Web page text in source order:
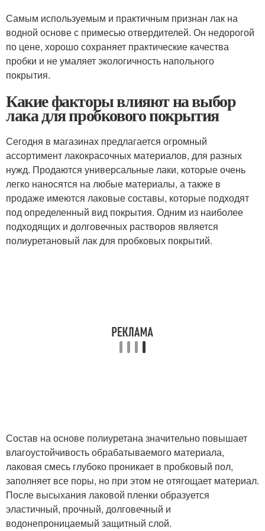
Самым используемым и практичным признан лак на
водной основе с примесью отвердителей. Он недорогой
по цене, хорошо сохраняет практические качества
пробки и не умаляет экологичность напольного
покрытия.
Какие факторы влияют на выбор
лака для пробкового покрытия
Сегодня в магазинах предлагается огромный
ассортимент лакокрасочных материалов, для разных
нужд. Продаются универсальные лаки, которые очень
легко наносятся на любые материалы, а также в
продаже имеются лаковые составы, которые подходят
под определенный вид покрытия. Одним из наиболее
подходящих и долговечных растворов является
полиуретановый лак для пробковых покрытий.
Состав на основе полиуретана значительно повышает
влагоустойчивость обрабатываемого материала,
лаковая смесь глубоко проникает в пробковый пол,
заполняет все поры, но при этом не отягощает материал.
После высыхания лаковой пленки образуется
эластичный, прочный, долговечный и
водонепроницаемый защитный слой.